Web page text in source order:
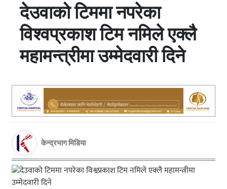
देउवाको टिममा नपरेका
विश्वप्रकाश टिम नमिले एक्लै
महामन्त्रीमा उम्मेदवारी दिने
केन्द्रभाग मिडिया